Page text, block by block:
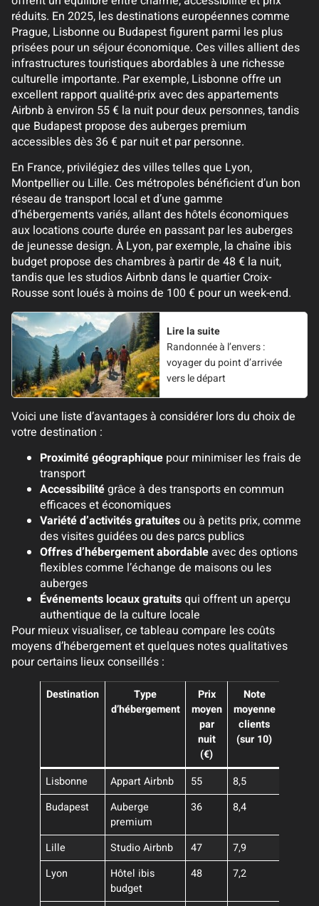
réduits. En 2025, les destinations européennes comme
Prague, Lisbonne ou Budapest figurent parmi les plus
prisées pour un séjour économique. Ces villes allient des
infrastructures touristiques abordables à une richesse
culturelle importante. Par exemple, Lisbonne offre un
excellent rapport qualité-prix avec des appartements
Airbnb à environ 55 € la nuit pour deux personnes, tandis
que Budapest propose des auberges premium
accessibles dès 36 € par nuit et par personne.
En France, privilégiez des villes telles que Lyon,
Montpellier ou Lille. Ces métropoles bénéficient d’un bon
réseau de transport local et d’une gamme
d’hébergements variés, allant des hôtels économiques
aux locations courte durée en passant par les auberges
de jeunesse design. À Lyon, par exemple, la chaîne ibis
budget propose des chambres à partir de 48 € la nuit,
tandis que les studios Airbnb dans le quartier Croix-
Rousse sont loués à moins de 100 € pour un week-end.
Lire la suite
Randonnée à l’envers :
voyager du point d’arrivée
vers le départ
Voici une liste d’avantages à considérer lors du choix de
votre destination :
Proximité géographique pour minimiser les frais de
transport
Accessibilitégrâce à des transports en commun
efficaces et économiques
Variété d’activités gratuitesou à petits prix, comme
des visites guidées ou des parcs publics
Offres d’hébergement abordableavec des options
flexibles comme l’échange de maisons ou les
auberges
Événements locaux gratuitsqui offrent un aperçu
authentique de la culture locale
Pour mieux visualiser, ce tableau compare les coûts
moyens d’hébergement et quelques notes qualitatives
pour certains lieux conseillés :
Destination
Type
d’hébergement
Prix
moyen
par
nuit
(€)
Note
moyenne
clients
(sur 10)
Lisbonne Appart Airbnb 55
8,5
Budapest
Auberge
premium
36 8,4
Lille Studio Airbnb 47
7,9
Lyon
Hôtel ibis
budget
48 7,2